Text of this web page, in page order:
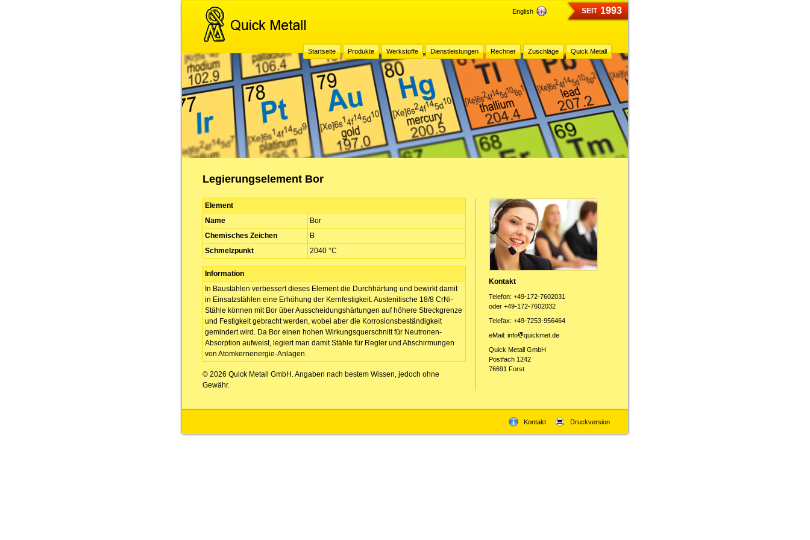
English SEIT 1993
Startseite Produkte Werkstoffe Dienstleistungen Rechner Zuschläge Quick Metall
Legierungselement Bor
Element
Name
Bor
Chemisches Zeichen
B
Schmelzpunkt
2040 °C
Information
In Baustählen verbessert dieses Element die Durchhärtung und bewirkt damit
in Einsatzstählen eine Erhöhung der Kernfestigkeit. Austenitische 18/8 CrNi-
Stähle können mit Bor über Ausscheidungshärtungen auf höhere Streckgrenze
und Festigkeit gebracht werden, wobei aber die Korrosionsbeständigkeit
gemindert wird. Da Bor einen hohen Wirkungsquerschnitt für Neutronen-
Absorption aufweist, legiert man damit Stähle für Regler und Abschirmungen
von Atomkernenergie-Anlagen.
© 2026 Quick Metall GmbH. Angaben nach bestem Wissen, jedoch ohne
Gewähr.
Kontakt
Telefon: +49-172-7602031
oder +49-172-7602032
Telefax: +49-7253-956464
eMail: info
quickmet.de
Quick Metall GmbH
Postfach 1242
76691 Forst
Kontakt Druckversion